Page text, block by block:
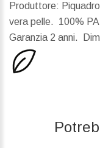
Produttore:
vera pelle. 100%
Garanzia 2 anni.